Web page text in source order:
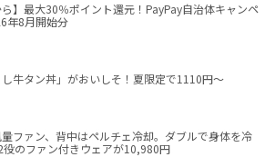
ら】最大30％ポイント還元！PayPay自治体キャンペ
年8月開始分
し牛タン丼」がおいしそ！夏限定で1110円～
ファン、背中はペルチェ冷却。ダブルで身体を冷
役のファン付きウェアが10,980円